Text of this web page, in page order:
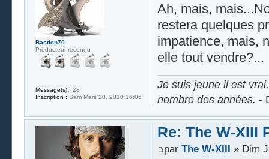
Ah, mais,
restera quelques
impatience, mais,
elle tout vendre?...
Je suis jeune il est
nombre des années. -
Bastien70
Producteur reconnu
Message(s) : 28
Inscription : Sam Mars 20, 2010 16:06
Re: The W-XIII
par The W-XIII » Dim